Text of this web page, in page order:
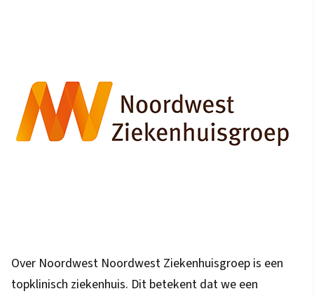
Over Noordwest Noordwest Ziekenhuisgroep is een
topklinisch ziekenhuis. Dit betekent dat we een